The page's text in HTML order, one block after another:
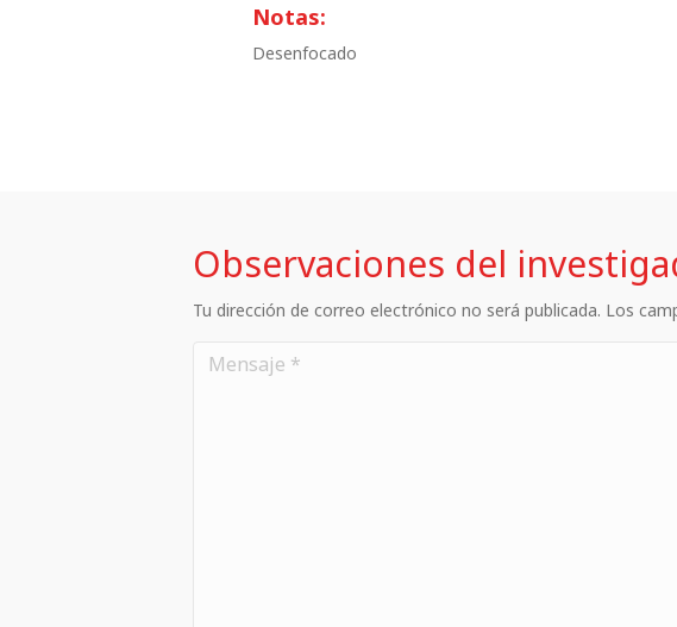
Notas:
Desenfocado
Observaciones del
Tu dirección de correo electrónico no será publicada. Los